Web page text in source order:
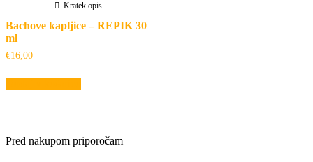
Kratek opis
Bachove kapljice – REPIK 30
ml
€16,00
Pred nakupom priporočam